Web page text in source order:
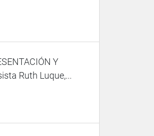
Y
Ruth Luque,...